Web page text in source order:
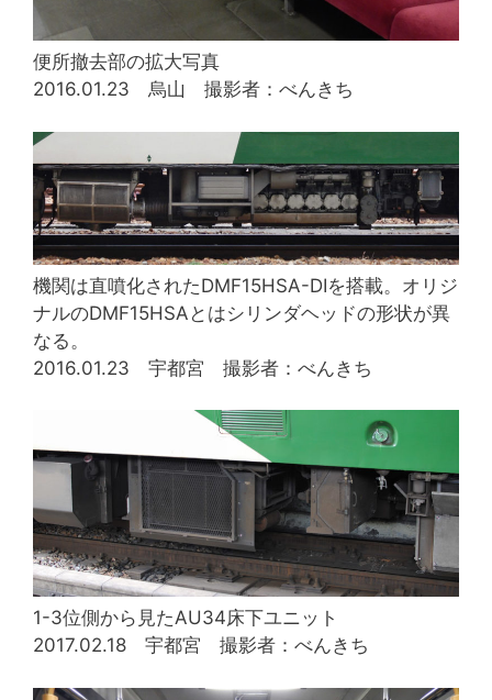
便所撤去部の拡大写真
2016.01.23 烏山 撮影者：べんきち
機関は直噴化されたDMF15HSA-DIを搭載。オリジ
ナルのDMF15HSAとはシリンダヘッドの形状が異
なる。
2016.01.23 宇都宮 撮影者：べんきち
1-3位側から見たAU34床下ユニット
2017.02.18 宇都宮 撮影者：べんきち